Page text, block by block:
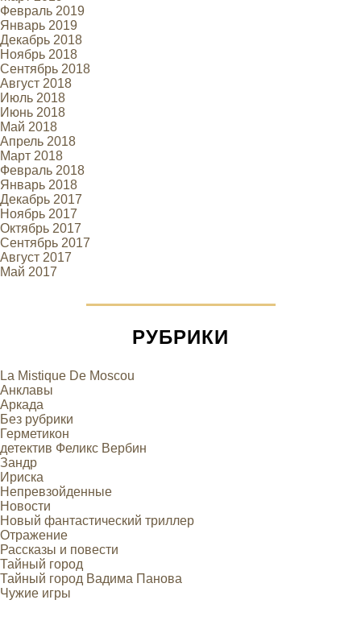
Февраль 2019
Январь 2019
Декабрь 2018
Ноябрь 2018
Сентябрь 2018
Август 2018
Июль 2018
Июнь 2018
Май 2018
Апрель 2018
Март 2018
Февраль 2018
Январь 2018
Декабрь 2017
Ноябрь 2017
Октябрь 2017
Сентябрь 2017
Август 2017
Май 2017
РУБРИКИ
La Mistique De Moscou
Анклавы
Аркада
Без рубрики
Герметикон
детектив Феликс Вербин
Зандр
Ириска
Непревзойденные
Новости
Новый фантастический триллер
Отражение
Рассказы и повести
Тайный город
Тайный город Вадима Панова
Чужие игры